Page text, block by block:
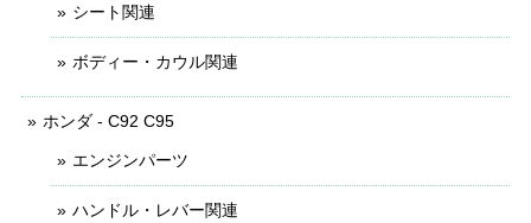
シート関連
ボディー・カウル関連
ホンダ - C92 C95
エンジンパーツ
ハンドル・レバー関連